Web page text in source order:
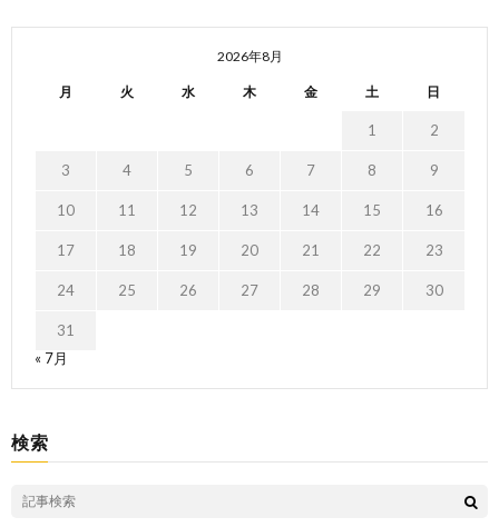
2026年8月
月 火 水 木 金 土 日
1 2
3 4 5 6 7 8 9
10 11 12 13 14 15 16
17 18 19 20 21 22 23
24 25 26 27 28 29 30
31
« 7月
検索